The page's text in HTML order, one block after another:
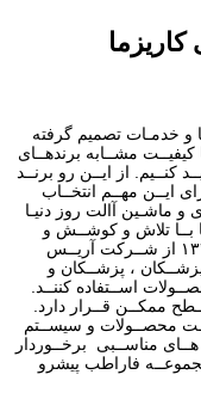
و خدمـات تصمیم گرفته
کیفیــت مشــابه برندهــای
کنــیم. از ایــن رو برنــد
ایــن مهــم انتخــاب
و ماشـین آالت روز دنیـا
بــا تلاش و کوشــش و
یــاری خداونــد توانســتیم گواهینامــه ایــزو ۱۳۴۸۵ از شــرکت آریــس
، پزشــکان و
اســتفاده کننــد.
ممکــن قــرار دارد.
محصــولات و سیســتم
مناســبی برخــوردار
فاراطب پیشرو